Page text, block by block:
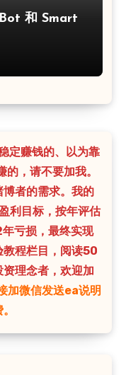
和 Smart
定赚钱的、以为靠
，请不要加我。
者的需求。我的
利目标，按年评估
亏损，最终实现
教程栏目，阅读50
理念者，欢迎加
加微信发送ea说明